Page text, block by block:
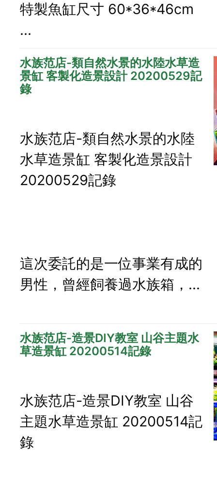
特製魚缸尺寸 60*36*46cm
...
水族范店-類自然水景的水陸水草造
景缸 客製化造景設計 20200529記
錄
水族范店-類自然水景的水陸
水草造景缸 客製化造景設計
20200529記錄
這次委託的是一位事業有成的
男性，曾經飼養過水族箱，...
水族范店-造景DIY教室 山谷主題水
草造景缸 20200514記錄
水族范店-造景DIY教室 山谷
主題水草造景缸 20200514記
錄